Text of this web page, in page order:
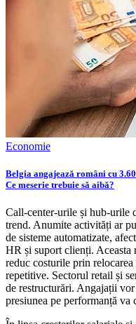
Economie
Belgia angajează români cu
Ce meserie trebuie să aibă?
Call-center-urile și hub-urile
trend. Anumite activități ar
de sisteme automatizate,
HR și suport clienți. Aceasta
reduc costurile prin
repetitive. Sectorul retail și
de restructurări. Angajații
presiunea pe performanță va